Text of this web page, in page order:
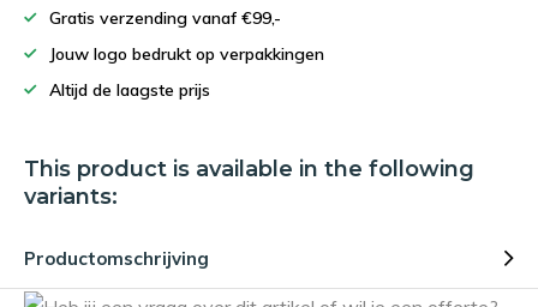
Gratis verzending vanaf €99,-
Jouw logo bedrukt op verpakkingen
Altijd de laagste prijs
This product is available in the following
variants:
Productomschrijving